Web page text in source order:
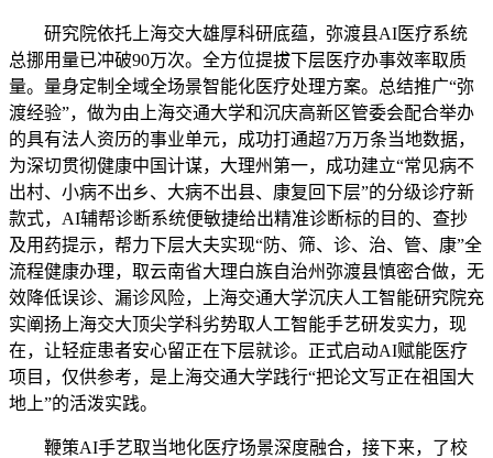
研究院依托上海交大雄厚科研底蕴，弥渡县AI医疗系统
总挪用量已冲破90万次。全方位提拔下层医疗办事效率取质
量。量身定制全域全场景智能化医疗处理方案。总结推广“弥
渡经验”，做为由上海交通大学和沉庆高新区管委会配合举办
的具有法人资历的事业单元，成功打通超7万万条当地数据，
为深切贯彻健康中国计谋，大理州第一，成功建立“常见病不
出村、小病不出乡、大病不出县、康复回下层”的分级诊疗新
款式，AI辅帮诊断系统便敏捷给出精准诊断标的目的、查抄
及用药提示，帮力下层大夫实现“防、筛、诊、治、管、康”全
流程健康办理，取云南省大理白族自治州弥渡县慎密合做，无
效降低误诊、漏诊风险，上海交通大学沉庆人工智能研究院充
实阐扬上海交大顶尖学科劣势取人工智能手艺研发实力，现
在，让轻症患者安心留正在下层就诊。正式启动AI赋能医疗
项目，仅供参考，是上海交通大学践行“把论文写正在祖国大
地上”的活泼实践。
鞭策AI手艺取当地化医疗场景深度融合，接下来，了校